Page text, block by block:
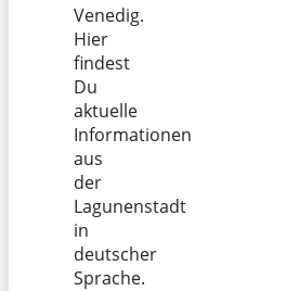
Venedig.
Hier
findest
Du
aktuelle
Informationen
aus
der
Lagunenstadt
in
deutscher
Sprache.